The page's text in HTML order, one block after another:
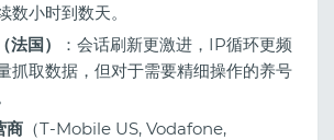
数小时到数天。
国）
：会话刷新更激进，IP循环更频
抓取数据，但对于需要精细操作的养号
商 （T-Mobile US, Vodafone,